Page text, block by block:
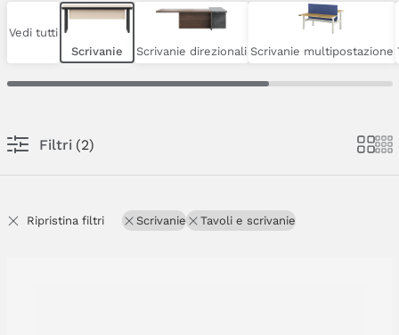
Azienda
Magazine
Downloads
Vedi tutti
Scrivanie
Scrivanie direzionali Scrivanie multipostazione
Filtri (2)
Ripristina filtri Scrivanie Tavoli e scrivanie